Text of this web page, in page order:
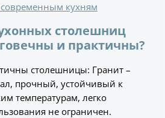
кухням
столешниц
и практичны?
столешницы: Гранит –
прочный, устойчивый к
температурам, легко
не ограничен.